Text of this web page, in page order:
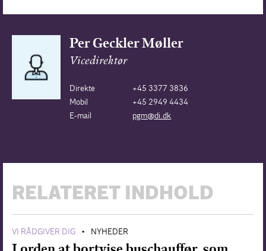
Per Geckler Møller
Vicedirektør
Direkte
+45 3377 3836
Mobil
+45 2949 4434
E-mail
pgm@di.dk
RELATERET INDHOLD
VI RÅDGIVER DIG • NYHEDER